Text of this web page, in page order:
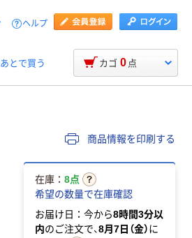
ヘルプ
あとで買う カゴ 0 点
商品情報を印刷する
在庫： 8点
希望の数量で在庫確認
お届け日：今から8時間3分以
内のご注文で、8月7日（金）に